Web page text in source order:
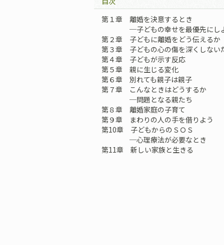
第１章 離婚を決意するとき
─子どもの幸せを最優先にし
第２章 子どもに離婚をどう伝えるか
第３章 子どもの心の傷を深くしない
第４章 子どもが示す反応
第５章 親に生じる変化
第６章 別れても親子は親子
第７章 こんなときはどうするか
─問題となる親たち
第８章 離婚家庭の子育て
第９章 まわりの人の手を借りよう
第10章 子どもからのＳＯＳ
─心理療法が必要なとき
第11章 新しい家族と生きる